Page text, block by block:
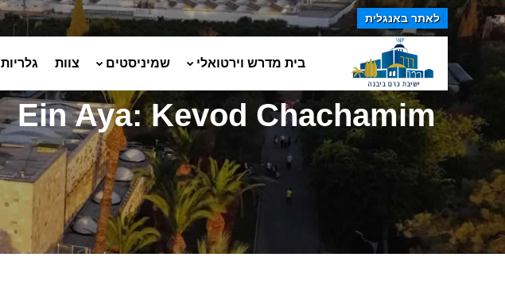
לאתר באנגלית
בית מדרש וירטואלי שמיניסטים צוות גלריות
Ein Aya: Kevod Chachamim